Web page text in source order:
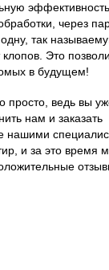
эффективность
через
так
Это
в будущем!
просто, ведь вы
нам и заказать
нашими
и за это время